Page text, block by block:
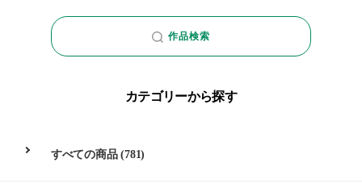
作品検索
カテゴリーから探す
すべての商品(781)